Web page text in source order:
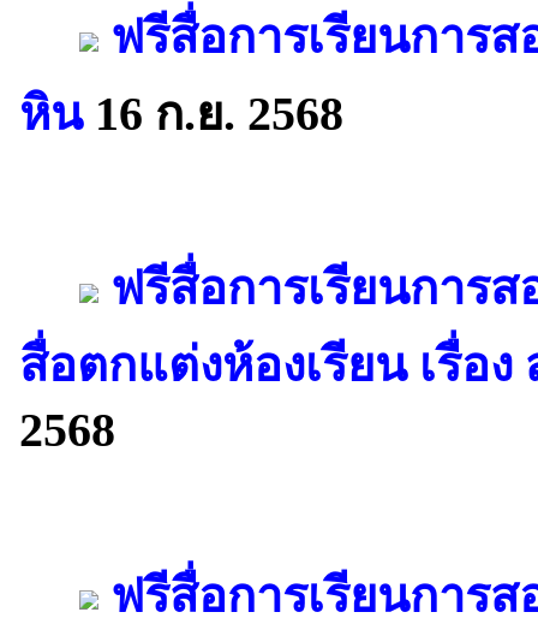
ฟรีสื่อการเรียนการ
หิน16 ก.ย. 2568
ฟรีสื่อการเรียนการ
สื่อตกแต่งห้องเรียน เรื่อ
2568
ฟรีสื่อการเรียนการ